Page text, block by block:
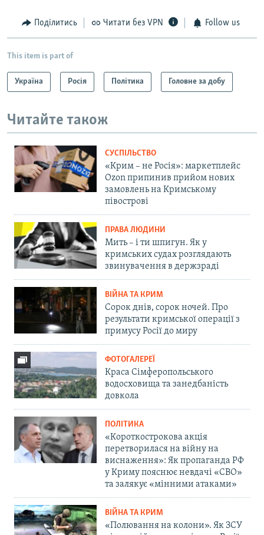
Поділитись Читати без VPN Follow us
This item is part of
Україна Росія Політика Головне за добу
Читайте також
СУСПІЛЬСТВО
«Крим – не Росія»: маркетплейс
Ozon припинив прийом нових
замовлень на Кримському
півострові
ПРАВА ЛЮДИНИ
Мить – і ти шпигун. Як у
кримських судах розглядають
звинувачення в держзраді
ВІЙНА ТА КРИМ
Сорок днів, сорок ночей. Про
результати кримської операції з
примусу Росії до миру
ФОТОГАЛЕРЕЇ
Краса Сімферопольського
водосховища та занедбаність
довкола
ПОЛІТИКА
«Короткострокова акція
перетворилася на війну на
виснаження»: Як пропаганда РФ
у Криму пояснює невдачі «СВО»
та залякує «мінними атаками»
ВІЙНА ТА КРИМ
«Полювання на колони». Як ЗСУ